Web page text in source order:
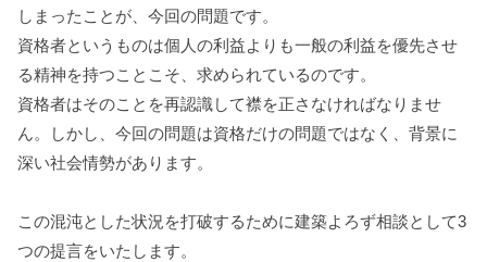
しまったことが、今回の問題です。
資格者というものは個人の利益よりも一般の利益を優先させ
る精神を持つことこそ、求められているのです。
資格者はそのことを再認識して襟を正さなければなりませ
ん。しかし、今回の問題は資格だけの問題ではなく、背景に
深い社会情勢があります。
この混沌とした状況を打破するために建築よろず相談として3
つの提言をいたします。